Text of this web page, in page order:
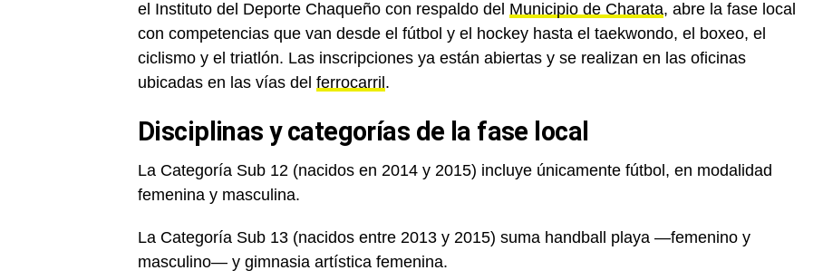
el Instituto del Deporte Chaqueño con respaldo del Municipio de Charata, abre la fase local
con competencias que van desde el fútbol y el hockey hasta el taekwondo, el boxeo, el
ciclismo y el triatlón. Las inscripciones ya están abiertas y se realizan en las oficinas
ubicadas en las vías del ferrocarril .
Disciplinas y categorías de la fase local
La Categoría Sub 12 (nacidos en 2014 y 2015) incluye únicamente fútbol, en modalidad
femenina y masculina.
La Categoría Sub 13 (nacidos entre 2013 y 2015) suma handball playa —femenino y
masculino— y gimnasia artística femenina.